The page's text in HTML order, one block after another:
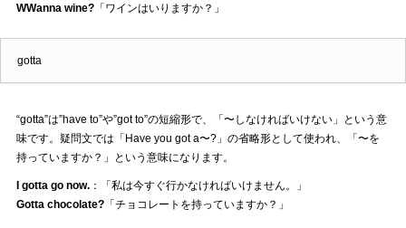
WWanna wine?「ワインはいりますか？」
gotta
“gotta”は”have to”や”got to”の短縮形で、「〜しなければいけない」という意
味です。疑問文では「Have you got a〜?」の省略形として使われ、「〜を
持っていますか？」という意味になります。
I gotta go now.：「私は今すぐ行かなければいけません。」
Gotta chocolate?「チョコレートを持っていますか？」